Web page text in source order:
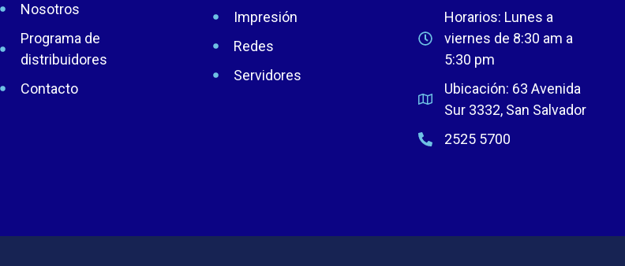
Nosotros
Programa de
distribuidores
Contacto
Impresión
Redes
Servidores
Horarios: Lunes a
viernes de 8:30 am a
5:30 pm
Ubicación: 63 Avenida
Sur 3332, San Salvador
2525 5700